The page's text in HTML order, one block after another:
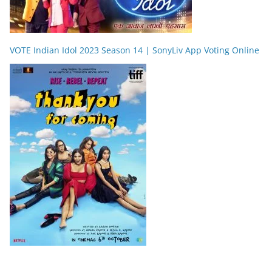
VOTE Indian Idol 2023 Season 14 | SonyLiv App Voting Online